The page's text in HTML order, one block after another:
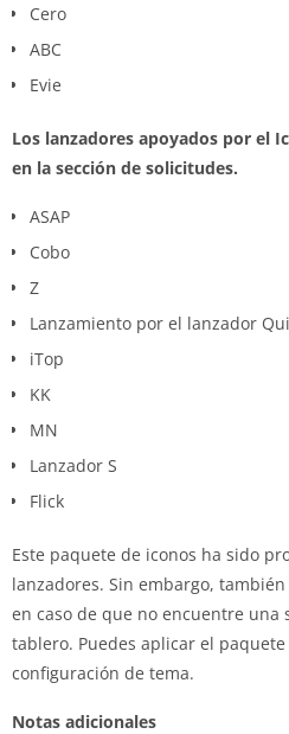
Cero
ABC
Evie
Los lanzadores apoyados por el
en la sección de solicitudes.
ASAP
Cobo
Z
Lanzamiento por el lanzador
iTop
KK
MN
Lanzador S
Flick
Este paquete de iconos ha sido
lanzadores. Sin embargo,
en caso de que no encuentre una
tablero. Puedes aplicar el
configuración de tema.
Notas adicionales